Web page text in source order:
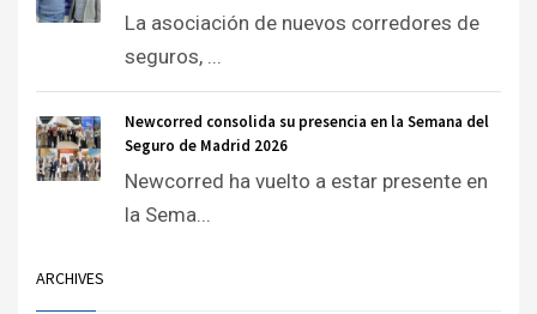
La asociación de nuevos corredores de
seguros, ...
Newcorred consolida su presencia en la Semana del
Seguro de Madrid 2026
Newcorred ha vuelto a estar presente en
la Sema...
ARCHIVES